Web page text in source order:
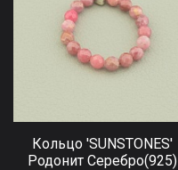
Кольцо 'SUNSTONES'
Родонит Серебро(925)